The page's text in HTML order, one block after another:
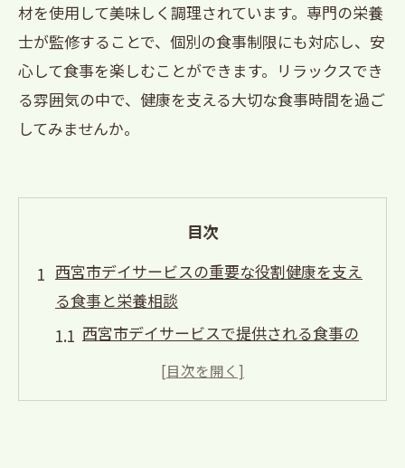
材を使用して美味しく調理されています。専門の栄養
士が監修することで、個別の食事制限にも対応し、安
心して食事を楽しむことができます。リラックスでき
る雰囲気の中で、健康を支える大切な食事時間を過ご
してみませんか。
目次
西宮市デイサービスの重要な役割健康を支え
る食事と栄養相談
西宮市デイサービスで提供される食事の
栄養士による個別対応の重要性